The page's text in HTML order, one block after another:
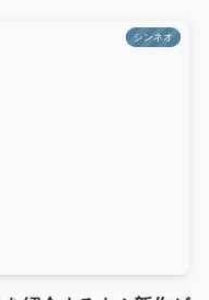
シンネオ